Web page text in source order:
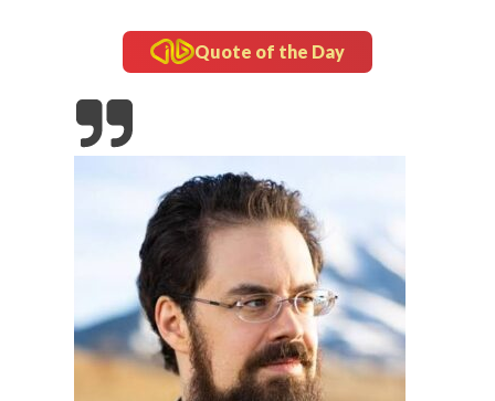
Quote of the Day